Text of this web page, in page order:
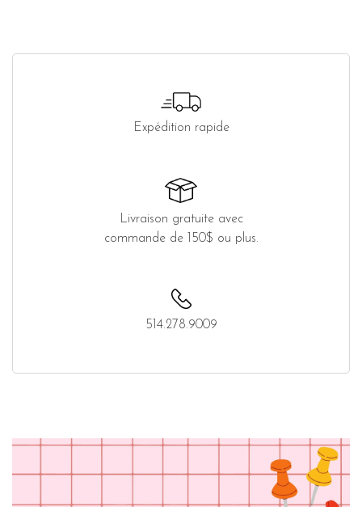
Expédition rapide
Livraison gratuite avec
commande de 150$ ou plus.
514.278.9009